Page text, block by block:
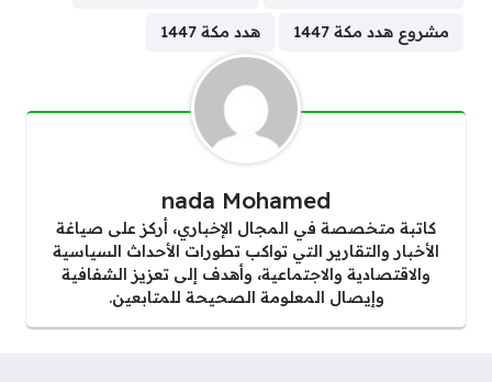
مشروع هدد مكة 1447 هدد مكة 1447
nada Mohamed
كاتبة متخصصة في المجال الإخباري، أركز على صياغة
الأخبار والتقارير التي تواكب تطورات الأحداث السياسية
والاقتصادية والاجتماعية، وأهدف إلى تعزيز الشفافية
وإيصال المعلومة الصحيحة للمتابعين.